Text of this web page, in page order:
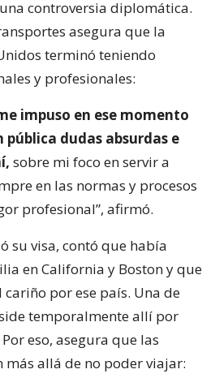
controversia diplomática.
asegura que la
terminó teniendo
y profesionales:
impuso en ese momento
dudas absurdas e
sobre mi foco en servir a
en las normas y procesos
profesional”, afirmó.
su visa, contó que había
en California y Boston y que
por ese país. Una de
temporalmente allí por
eso, asegura que las
más allá de no poder viajar: